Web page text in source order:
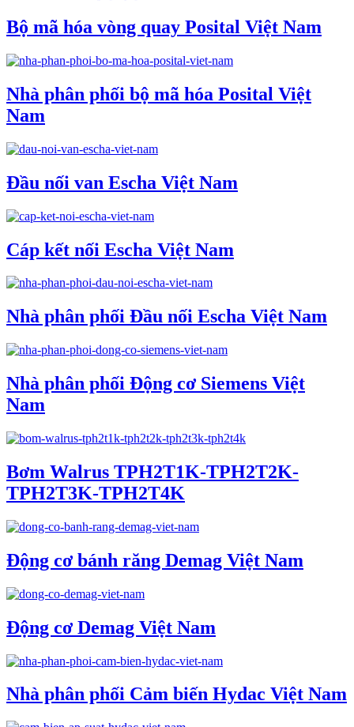
Bộ mã hóa vòng quay Posital Việt Nam
Nhà phân phối bộ mã hóa Posital Việt
Nam
Đầu nối van Escha Việt Nam
Cáp kết nối Escha Việt Nam
Nhà phân phối Đầu nối Escha Việt Nam
Nhà phân phối Động cơ Siemens Việt
Nam
Bơm Walrus TPH2T1K-TPH2T2K-
TPH2T3K-TPH2T4K
Động cơ bánh răng Demag Việt Nam
Động cơ Demag Việt Nam
Nhà phân phối Cảm biến Hydac Việt Nam